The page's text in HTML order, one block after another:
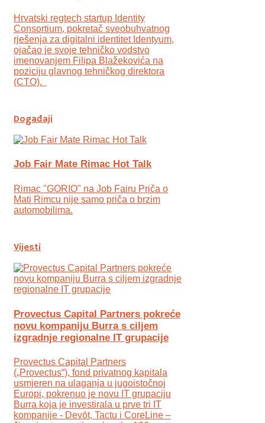
Hrvatski regtech startup Identity
Consortium, pokretač sveobuhvatnog
rješenja za digitalni identitet Identyum,
ojаčao je svoje tehničko vodstvo
imenovanjem Filipa Blažekovića na
poziciju glavnog tehničkog direktora
(CTO).
Događaji
Job Fair Mate Rimac Hot Talk
Rimac "GORIO" na Job Fairu Priča o
Mati Rimcu nije samo priča o brzim
automobilima.
Vijesti
Provectus Capital Partners pokreće
novu kompaniju Burra s ciljem
izgradnje regionalne IT grupacije
Provectus Capital Partners
(„Provectus“), fond privatnog kapitala
usmjeren na ulaganja u jugoistočnoj
Europi, pokrenuo je novu IT grupaciju
Burra koja je investirala u prve tri IT
kompanije - Devōt, Tactu i CoreLine –